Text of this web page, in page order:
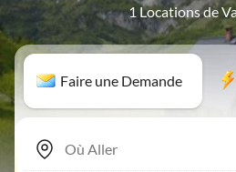
1 Locations de
Faire une Demande